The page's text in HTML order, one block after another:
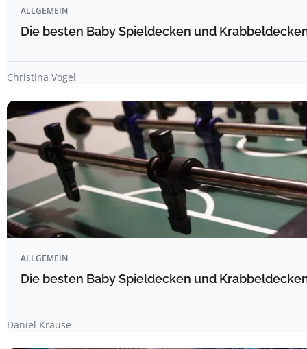
ALLGEMEIN
Die besten Baby Spieldecken und
Christina Vogel
ALLGEMEIN
Die besten Baby Spieldecken und
Daniel Krause